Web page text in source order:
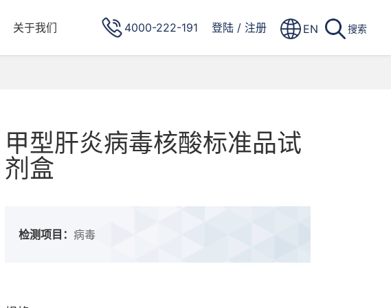
关于我们 4000-222-191 登陆 / 注册 EN 搜索
甲型肝炎病毒核酸标准品试
剂盒
检测项目： 病毒